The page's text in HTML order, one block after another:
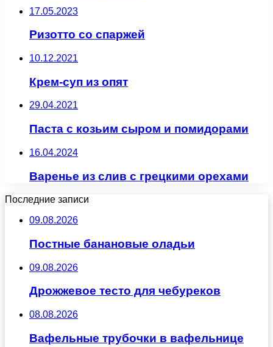
17.05.2023
Ризотто со спаржей
10.12.2021
Крем-суп из опят
29.04.2021
Паста с козьим сыром и помидорами
16.04.2024
Варенье из слив с грецкими орехами
Последние записи
09.08.2026
Постные банановые оладьи
09.08.2026
Дрожжевое тесто для чебуреков
08.08.2026
Вафельные трубочки в вафельнице